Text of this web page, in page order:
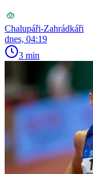
Chalupáři-Zahrádkáři
dnes, 04:19
3 min